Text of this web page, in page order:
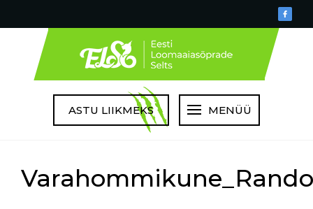
ASTU LIIKMEKS MENÜÜ
Varahommikune_Rando